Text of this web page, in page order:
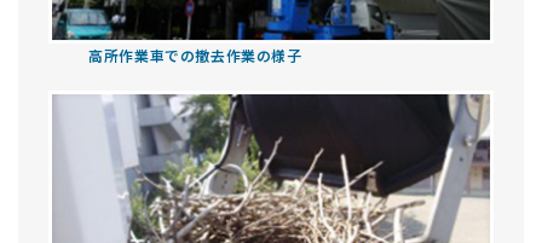
高所作業車での撤去作業の様子